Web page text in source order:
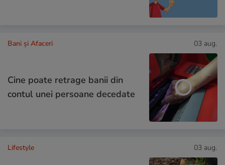
Bani și Afaceri 03 aug.
Cine poate retrage banii din
contul unei persoane decedate
Lifestyle 03 aug.